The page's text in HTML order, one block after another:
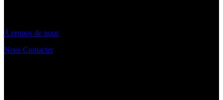
À propos de nous
Nous Contacter